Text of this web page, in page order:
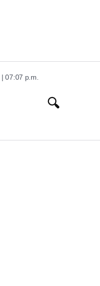
07:07 p.m.